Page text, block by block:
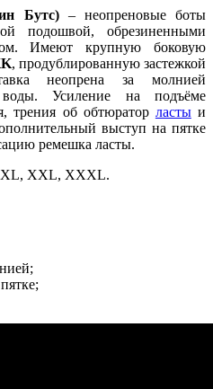
Бутс)– неопреновые боты
подошвой, обрезиненными
Имеют крупную боковую
, продублированную застежкой
неопрена за молнией
воды. Усиление на подъёме
трения об обтюратор ластыи
выступ на пятке
ремешка ласты.
XL, XXL, XXXL.